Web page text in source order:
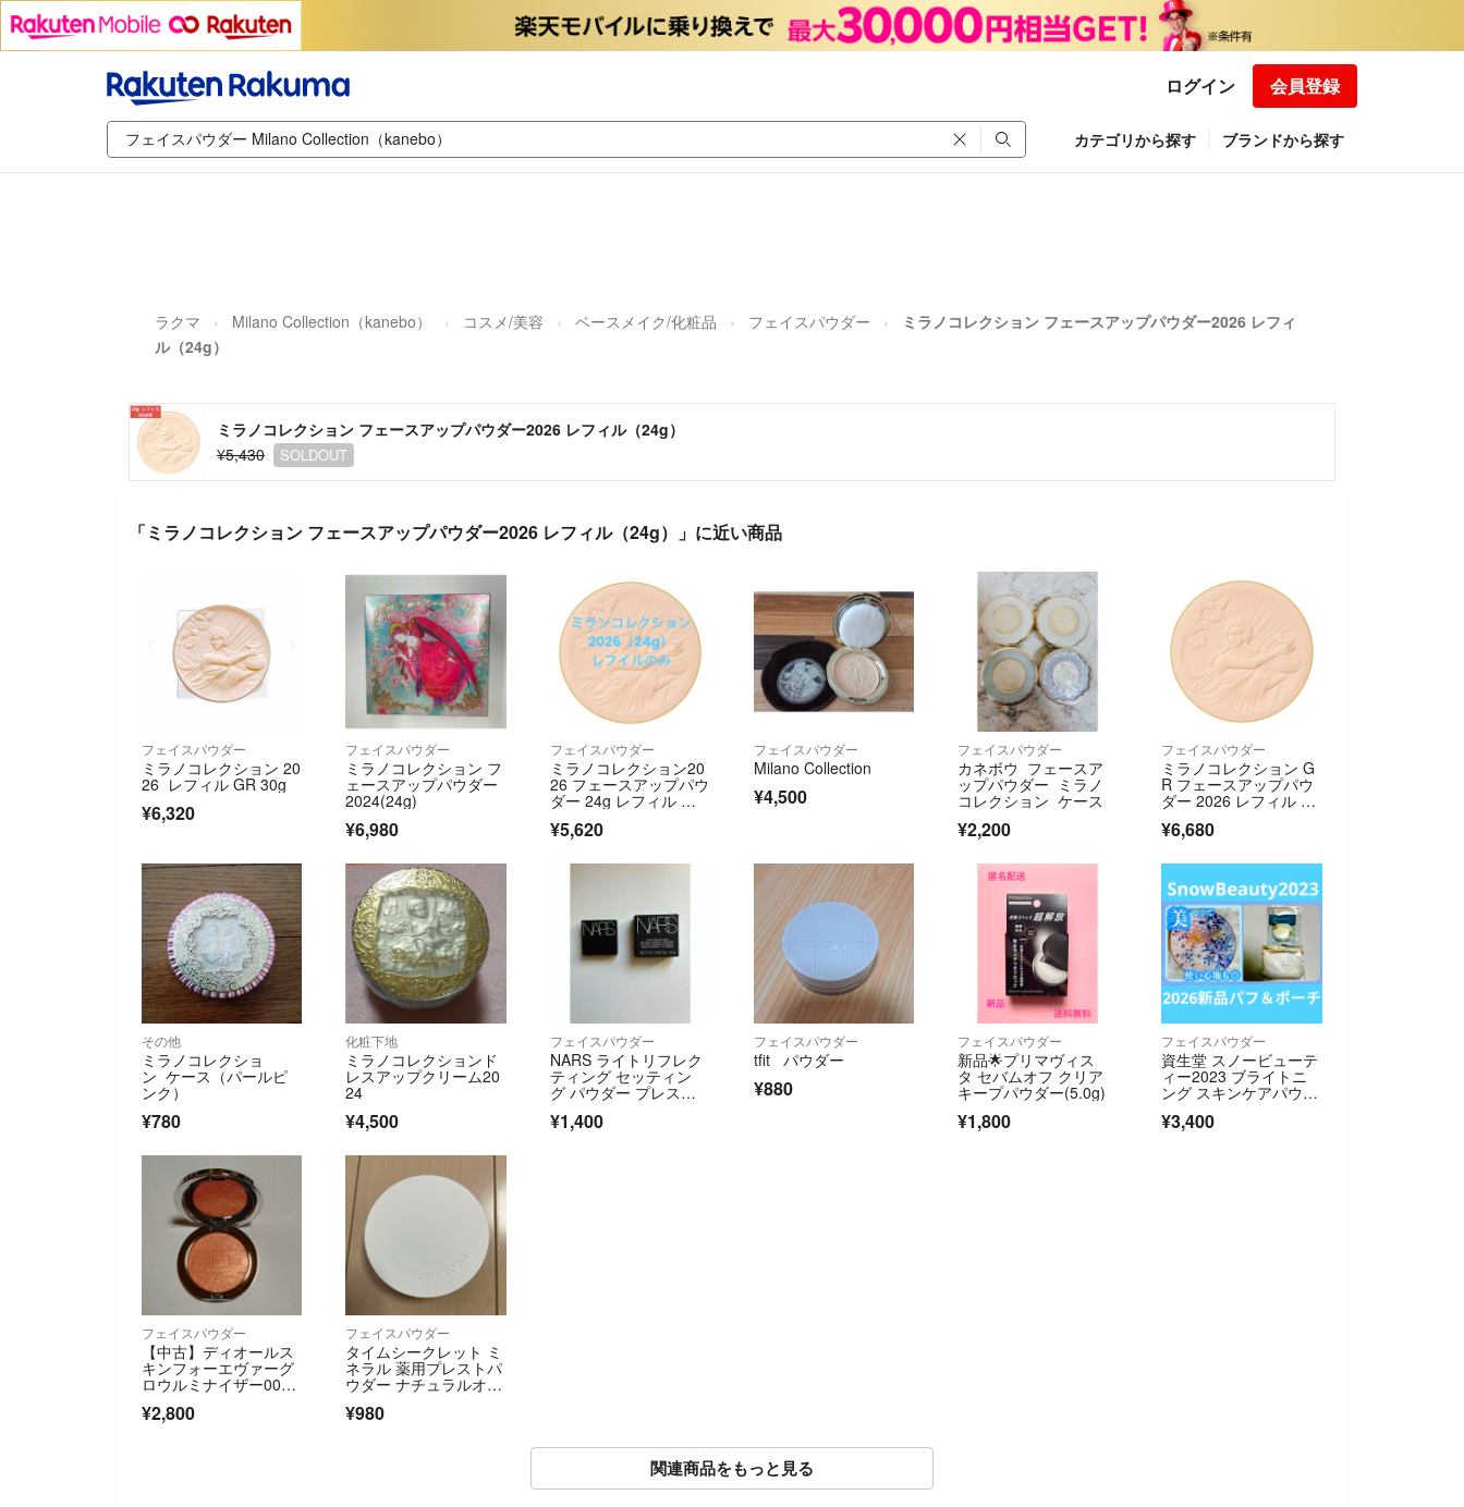
ログイン 会員登録
カテゴリから探す ブランドから探す
ラクマ Milano Collection（kanebo） コスメ/美容 ベースメイク/化粧品 フェイスパウダー
ミラノコレクション フェースアップパウダー2026 レフィ
ル（24g）
ミラノコレクション フェースアップパウダー2026 レフィル（24g）
¥5,430
SOLDOUT
「ミラノコレクション フェースアップパウダー2026 レフィル（24g）」に近い商品
フェイスパウダー
ミラノコレクション 20
26 レフィル GR 30g
¥6,320
フェイスパウダー
ミラノコレクション フ
ェースアップパウダー
2024(24g)
¥6,980
フェイスパウダー
ミラノコレクション20
26 フェースアップパウ
ダー 24g レフィル 新
品未使用
¥5,620
フェイスパウダー
Milano Collection
¥4,500
フェイスパウダー
カネボウ フェースア
ップパウダー ミラノ
コレクション ケース
¥2,200
フェイスパウダー
ミラノコレクション G
R フェースアップパウ
ダー 2026 レフィル 30
g
¥6,680
その他
ミラノコレクショ
ン ケース（パールピ
ンク）
¥780
化粧下地
ミラノコレクションド
レスアップクリーム20
24
¥4,500
フェイスパウダー
NARS ライトリフレク
ティング セッティン
グ パウダー プレス
5894
¥1,400
フェイスパウダー
tfit パウダー
¥880
フェイスパウダー
新品🌟プリマヴィス
タ セバムオフ クリア
キープパウダー(5.0g)
¥1,800
フェイスパウダー
資生堂 スノービューテ
ィー2023 ブライトニ
ング スキンケアパウダ
6新品パフ＆ポーチ付
¥3,400
フェイスパウダー
【中古】ディオールス
キンフォーエヴァーグ
ロウルミナイザー004/
ト/チーク
¥2,800
フェイスパウダー
タイムシークレット ミ
ネラル 薬用プレストパ
ウダー ナチュラルオー
¥980
関連商品をもっと見る